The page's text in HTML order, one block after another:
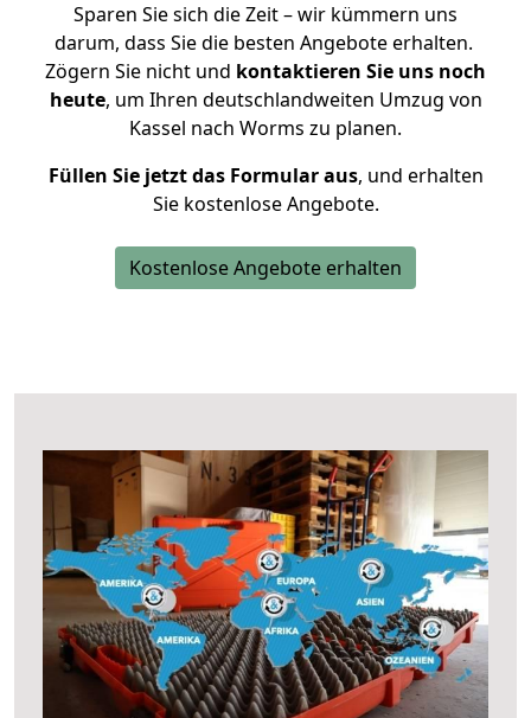
Sparen Sie sich die Zeit – wir kümmern uns
darum, dass Sie die besten Angebote erhalten.
Zögern Sie nicht und kontaktieren Sie uns noch
heute, um Ihren deutschlandweiten Umzug von
Kassel nach Worms zu planen.
Füllen Sie jetzt das Formular aus, und erhalten
Sie kostenlose Angebote.
Kostenlose Angebote erhalten